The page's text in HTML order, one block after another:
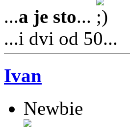
...a je sto...
...i dvi od 50...
Ivan
Newbie